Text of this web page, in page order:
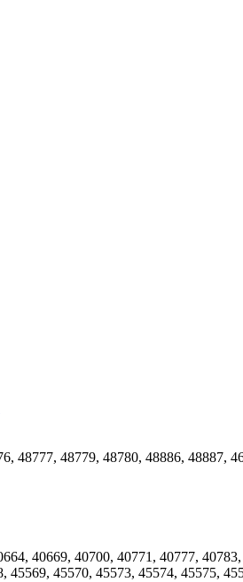
, 48777, 48779, 48780, 48886, 48887,
, 40669, 40700, 40771 , 40777, 40783,
, 45569, 45570, 45573, 45574, 45575,